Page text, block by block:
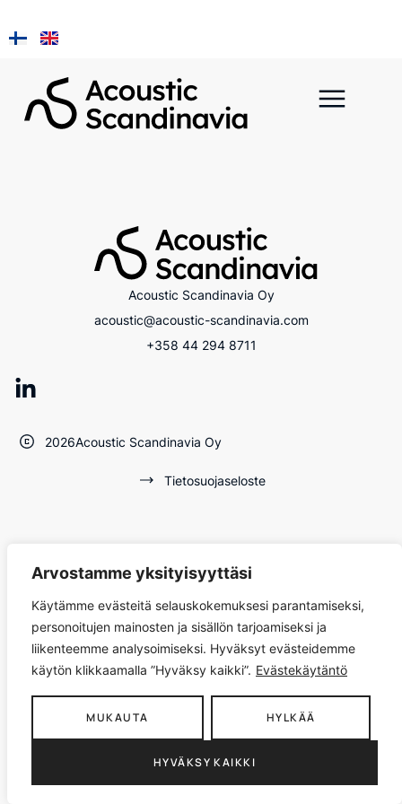
Arvostamme yksityisyyttäsi
Käytämme evästeitä selauskokemuksesi parantamiseksi,
personoitujen mainosten ja sisällön tarjoamiseksi ja
liikenteemme analysoimiseksi. Hyväksyt evästeidemme
käytön klikkaamalla ”Hyväksy kaikki”. Evästekäytäntö
MUKAUTA HYLKÄÄ
HYVÄKSY KAIKKI
Acoustic Scandinavia Oy
acoustic@acoustic-scandinavia.com
+358 44 294 8711
2026Acoustic Scandinavia Oy
Tietosuojaseloste